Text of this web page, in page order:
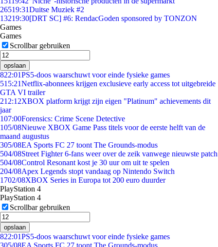
26519:31Duitse Muziek #2
13219:30[DRT SC] #6: RendacGoden sponsored by TONZON
Games
Games
Scrollbar gebruiken
opslaan
822:01PS5-doos waarschuwt voor einde fysieke games
515:21Netflix-abonnees krijgen exclusieve early access tot uitgebreide
GTA VI trailer
212:12XBOX platform krijgt zijn eigen "Platinum" achievements dit
jaar
107:00Forensics: Crime Scene Detective
105/08Nieuwe XBOX Game Pass titels voor de eerste helft van de
maand augustus
305/08EA Sports FC 27 toont The Grounds-modus
504/08Street Fighter 6-fans weer over de zeik vanwege nieuwste patch
504/08Control Resonant kost je 30 uur om uit te spelen
204/08Apex Legends stopt vandaag op Nintendo Switch
1702/08XBOX Series in Europa tot 200 euro duurder
PlayStation 4
PlayStation 4
Scrollbar gebruiken
opslaan
822:01PS5-doos waarschuwt voor einde fysieke games
305/08EA Sports FC 27 toont The Grounds-modus